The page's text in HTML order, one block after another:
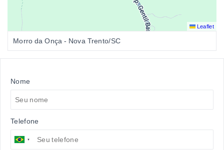
Leaflet
Morro da Onça - Nova Trento/SC
Nome
Telefone